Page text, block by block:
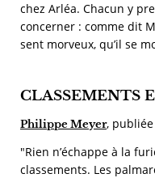
chez Arléa. Chacun y
concerner : comme dit
sent morveux, qu’il se
CLASSEMENTS
Philippe Meyer,
"Rien n’échappe à la
classements. Les